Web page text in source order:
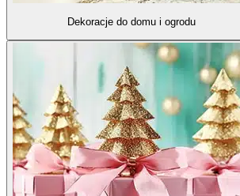
Dekoracje do domu i ogrodu